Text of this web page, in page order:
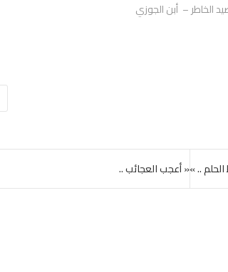
الخاطر – أبن الجوزي
« أعجب العجائب .... »